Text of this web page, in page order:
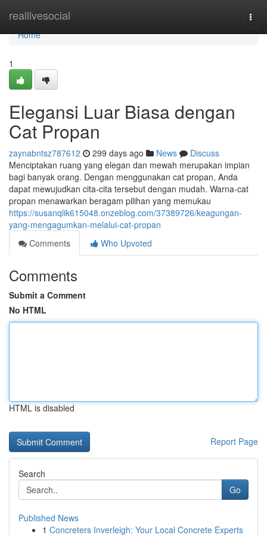
reallivesocial
Home
Home
1
Elegansi Luar Biasa dengan
Cat Propan
zaynabntsz787612 299 days ago News
Discuss
Menciptakan ruang yang elegan dan mewah merupakan impian
bagi banyak orang. Dengan menggunakan cat propan, Anda
dapat mewujudkan cita-cita tersebut dengan mudah. Warna-cat
propan menawarkan beragam pilihan yang memukau
https://susanqlik615048.onzeblog.com/37389726/keagungan-
yang-mengagumkan-melalui-cat-propan
Comments
Who Upvoted
Comments
Submit a Comment
No HTML
HTML is disabled
Report Page
Search
Go
Published News
1 Concreters Inverleigh: Your Local Concrete Experts